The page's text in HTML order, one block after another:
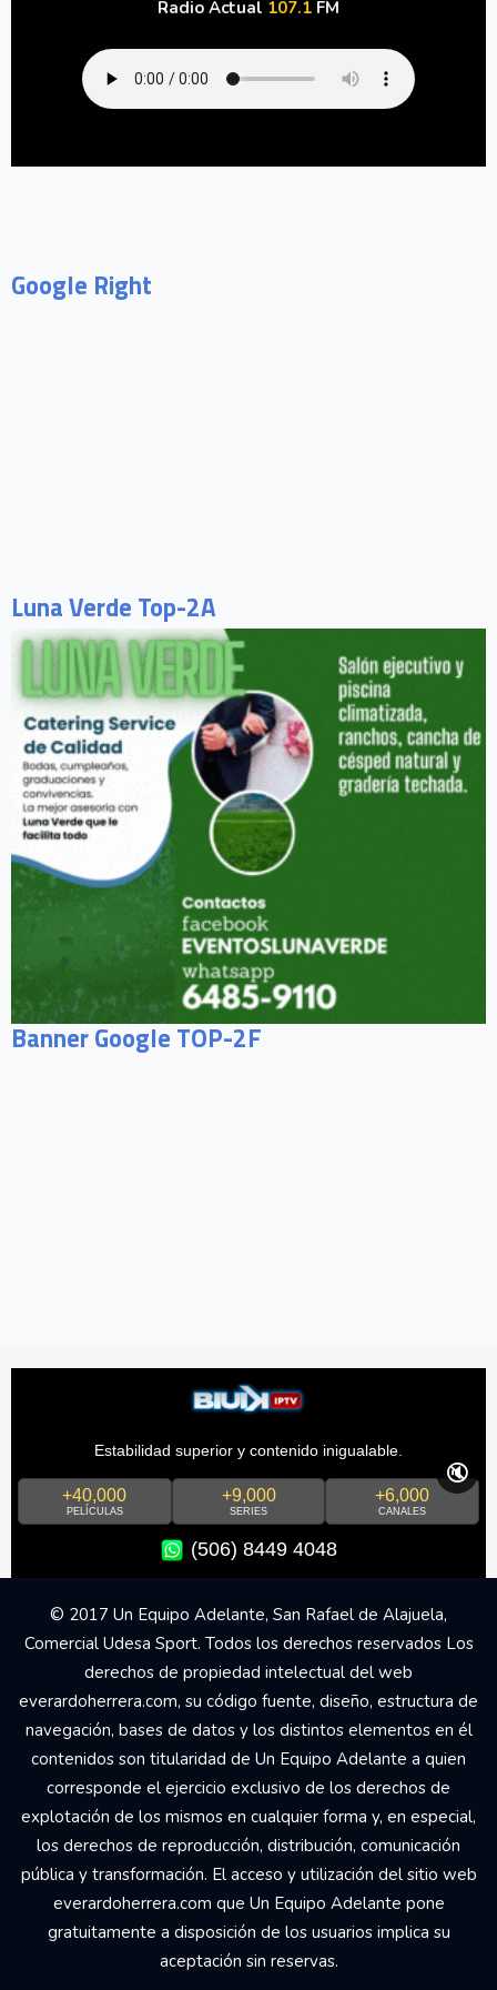
Radio Actual 107.1 FM
Google Right
Luna Verde Top-2A
Banner Google TOP-2F
Estabilidad superior y contenido inigualable.
+40,000
PELÍCULAS
+9,000
SERIES
+6,000
CANALES
(506) 8449 4048
🔇
© 2017 Un Equipo Adelante, San Rafael de Alajuela,
Comercial Udesa Sport. Todos los derechos reservados Los
derechos de propiedad intelectual del web
everardoherrera.com, su código fuente, diseño, estructura de
navegación, bases de datos y los distintos elementos en él
contenidos son titularidad de Un Equipo Adelante a quien
corresponde el ejercicio exclusivo de los derechos de
explotación de los mismos en cualquier forma y, en especial,
los derechos de reproducción, distribución, comunicación
pública y transformación. El acceso y utilización del sitio web
everardoherrera.com que Un Equipo Adelante pone
gratuitamente a disposición de los usuarios implica su
aceptación sin reservas.